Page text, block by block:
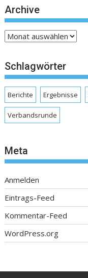
Archive
Archive
Schlagwörter
Berichte Ergebnisse
Verbandsrunde
Meta
Anmelden
Eintrags-Feed
Kommentar-Feed
WordPress.org